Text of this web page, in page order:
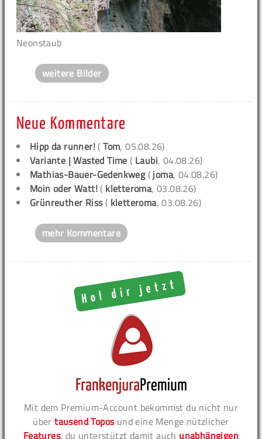
Neonstaub
weitere Bilder
Neue Kommentare
Hipp da runner! (Tom, 05.08.26)
Variante | Wasted Time ( Laubi, 04.08.26)
Mathias-Bauer-Gedenkweg( joma, 04.08.26)
Moin oder Watt! ( kletteroma, 03.08.26)
Grünreuther Riss( kletteroma, 03.08.26)
mehr Kommentare
Mit dem Premium-Account bekommst du nicht nur
übertausend Toposund eine Menge nützlicher
Features, du unterstützt damit auch unabhängigen